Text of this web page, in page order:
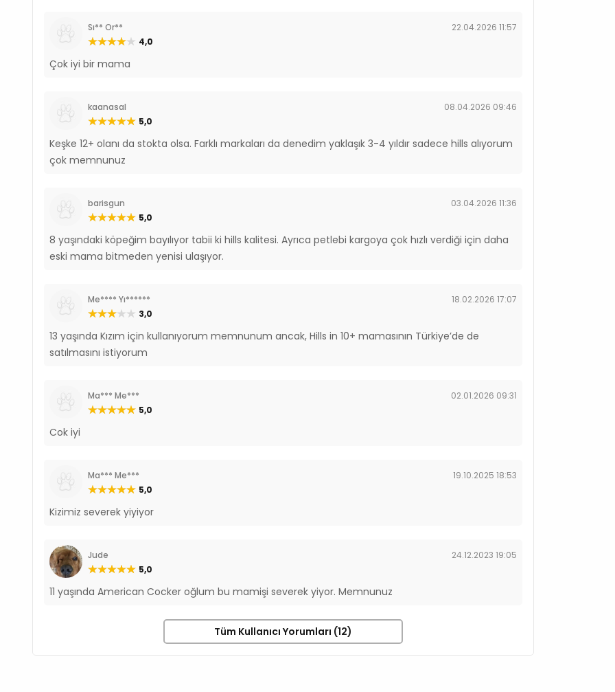
Sı** Or**
22.04.2026 11:57
4,0
Çok iyi bir mama
kaanasal
08.04.2026 09:46
5,0
Keşke 12+ olanı da stokta olsa. Farklı markaları da denedim yaklaşık 3-4 yıldır sadece hills alıyorum
çok memnunuz
barisgun
03.04.2026 11:36
5,0
8 yaşındaki köpeğim bayılıyor tabii ki hills kalitesi. Ayrıca petlebi kargoya çok hızlı verdiği için daha
eski mama bitmeden yenisi ulaşıyor.
Me**** Yı******
18.02.2026 17:07
3,0
13 yaşında Kızım için kullanıyorum memnunum ancak, Hills in 10+ mamasının Türkiye’de de
satılmasını istiyorum
Ma*** Me***
02.01.2026 09:31
5,0
Cok iyi
Ma*** Me***
19.10.2025 18:53
5,0
Kizimiz severek yiyiyor
Jude
24.12.2023 19:05
5,0
11 yaşında American Cocker oğlum bu mamişi severek yiyor. Memnunuz
Tüm Kullanıcı Yorumları (12)